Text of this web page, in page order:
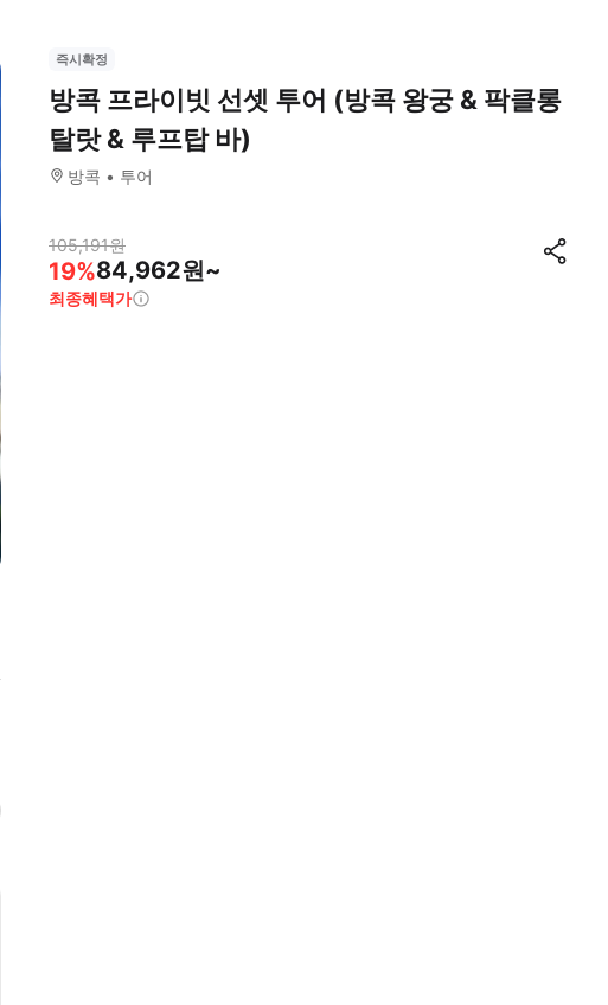
즉시확정
방콕 프라이빗 선셋 투어 (방콕 왕궁 & 팍클롱
탈랏 & 루프탑 바)
방콕 투어
105,191원
19%84,962원~
최종혜택가